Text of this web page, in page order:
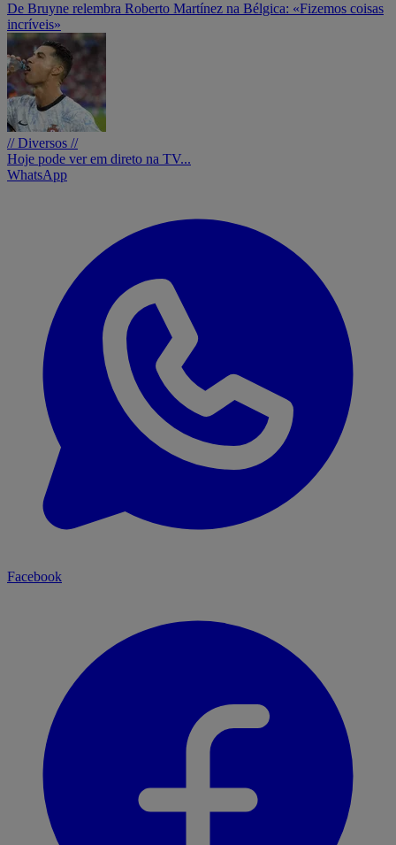
De Bruyne relembra Roberto Martínez na Bélgica: «Fizemos coisas
incríveis»
// Diversos //
Hoje pode ver em direto na TV...
WhatsApp
Facebook